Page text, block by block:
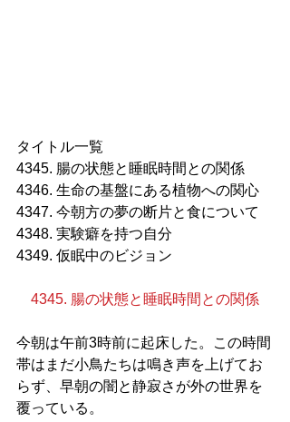
タイトル一覧
4345. 腸の状態と睡眠時間との関係
4346. 生命の基盤にある植物への関心
4347. 今朝方の夢の断片と食について
4348. 実験癖を持つ自分
4349. 仮眠中のビジョン
4345. 腸の状態と睡眠時間との関係
今朝は午前3時前に起床した。この時間
帯はまだ小鳥たちは鳴き声を上げてお
らず、早朝の闇と静寂さが外の世界を
覆っている。